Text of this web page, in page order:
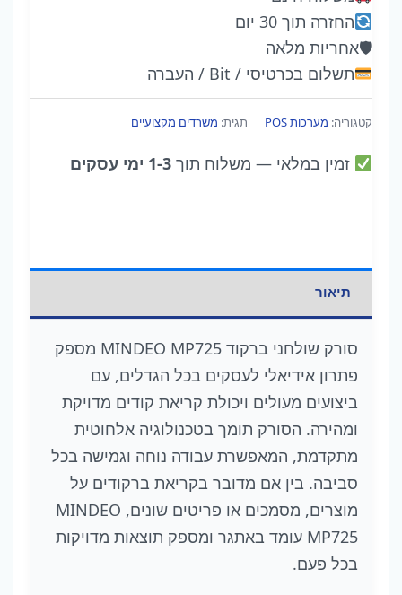
החזרה תוך 30 יום
🛡אחריות מלאה
תשלום בכרטיסי / Bit / העברה
קטגוריה: מערכות POS תגית: משרדים מקצועיים
זמין במלאי — משלוח תוך1-3 ימי עסקים
תיאור
סורק שולחני ברקוד MINDEO MP725 מספק
פתרון אידיאלי לעסקים בכל הגדלים, עם
ביצועים מעולים ויכולת קריאת קודים מדויקת
ומהירה. הסורק תומך בטכנולוגיה אלחוטית
מתקדמת, המאפשרת עבודה נוחה וגמישה בכל
סביבה. בין אם מדובר בקריאת ברקודים על
מוצרים, מסמכים או פריטים שונים, MINDEO
MP725 עומד באתגר ומספק תוצאות מדויקות
בכל פעם.